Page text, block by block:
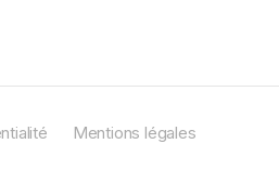
Mentions légales